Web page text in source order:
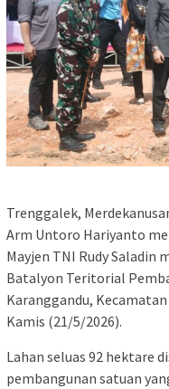
Trenggalek,
Arm Untoro Hariyanto
Mayjen TNI Rudy Saladin
Batalyon Teritorial
Karanggandu,
Kamis (21/5/2026).
Lahan seluas 92 hektare
pembangunan satuan